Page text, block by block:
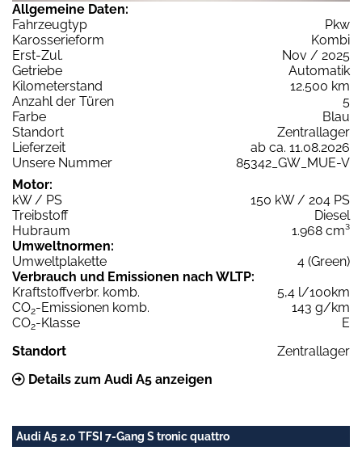
Allgemeine Daten:
Fahrzeugtyp
Pkw
Karosserieform
Kombi
Erst-Zul.
Nov / 2025
Getriebe
Automatik
Kilometerstand
12.500 km
Anzahl der Türen
5
Farbe
Blau
Standort
Zentrallager
Lieferzeit
ab ca. 11.08.2026
Unsere Nummer
85342_GW_MUE-V
Motor:
kW / PS
150 kW / 204 PS
Treibstoff
Diesel
Hubraum
1.968 cm³
Umweltnormen:
Umweltplakette
4 (Green)
Verbrauch und Emissionen nach WLTP:
Kraftstoffverbr. komb.
5,4 l/100km
CO2-Emissionen komb.
143 g/km
CO2-Klasse
E
Standort
Zentrallager
Details zum Audi A5 anzeigen
Audi A5 2.0 TFSI 7-Gang S tronic quattro